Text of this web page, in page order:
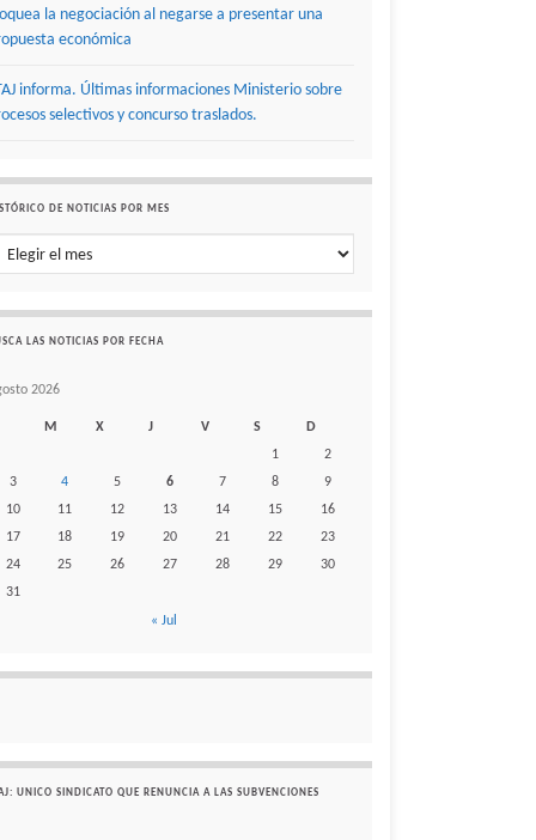
la negociación al negarse a presentar una
económica
informa. Últimas informaciones Ministerio sobre
selectivos y concurso traslados.
DE NOTICIAS POR MES
de noticias por mes
LAS NOTICIAS POR FECHA
2026
M X J V S
D
1
2
3
4 5 6 7 8
9
10
11 12 13 14 15
16
17
18 19 20 21 22
23
24
25 26 27 28 29
30
31
« Jul
UNICO SINDICATO QUE RENUNCIA A LAS SUBVENCIONES